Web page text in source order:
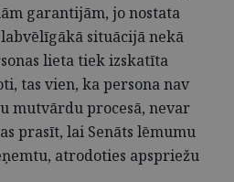
garantijām, jo nostata
situācijā nekā
lieta tiek izskatīta
tas vien, ka persona nav
mutvārdu procesā, nevar
prasīt, lai Senāts lēmumu
atrodoties apspriežu